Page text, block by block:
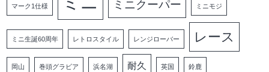
マーク1仕様 ミニクーパー ミニモジ
ミニ生誕60周年 レトロスタイル レンジローバー レース
岡山 巻頭グラビア 浜名湖 耐久 英国 鈴鹿